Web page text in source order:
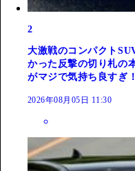
2
大激戦のコンパクト
かった反撃の切り札の
がマジで気持ち良すぎ！
2026年08月05日 11:30